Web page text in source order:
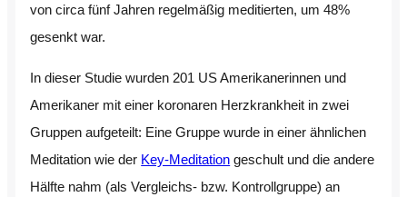
von circa fünf Jahren regelmäßig meditierten, um 48%
gesenkt war.
In dieser Studie wurden 201 US Amerikanerinnen und
Amerikaner mit einer koronaren Herzkrankheit in zwei
Gruppen aufgeteilt: Eine Gruppe wurde in einer ähnlichen
Meditation wie der Key-Meditation geschult und die andere
Hälfte nahm (als Vergleichs- bzw. Kontrollgruppe) an